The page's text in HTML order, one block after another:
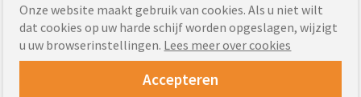
- Strakke, eigentijdse
rolluikontwerpen
- Verbetert de moderne
architectonische esthetiek
- Biedt uitzonderlijke veiligheid
- Hoogwaardige materialen
voor uitzonderlijke
duurzaamheid
- Op maat gemaakt volgens
Onze website maakt gebruik van cookies. Als u niet wilt
dat cookies op uw harde schijf worden opgeslagen, wijzigt
u uw browserinstellingen. Lees meer over cookies
Accepteren